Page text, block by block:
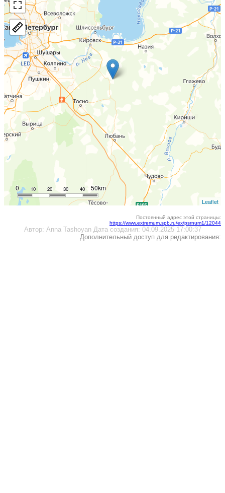
10
0 20 30 40 50km
Leaflet
Постоянный адрес этой страницы:
https://www.extremum.spb.ru/ex/psrnum1/12044
Автор: Anna TashoyanДата создания: 04.09.2025 17:00:37
Дополнительный доступ для редактирования: